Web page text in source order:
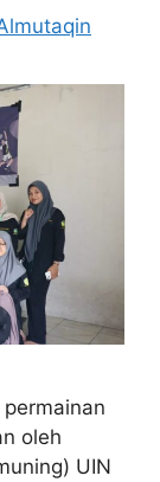
oleh
UIN